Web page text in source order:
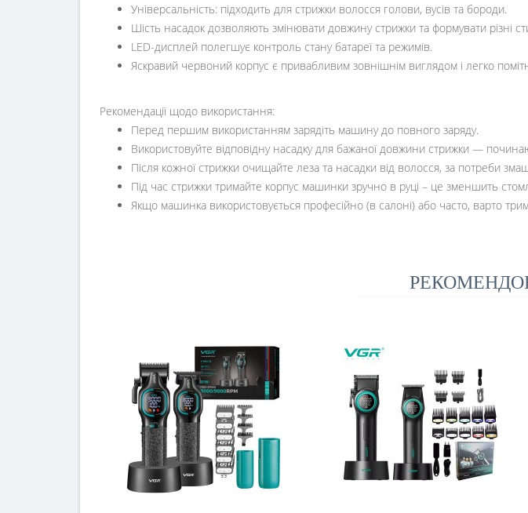
Універсальність: підходить для стрижки волосся голови, вусів та бороди.
Шість насадок дозволяють змінювати довжину стрижки та формувати різні
LED-дисплей полегшує контроль стану батареї та режимів.
Яскравий червоний корпус є привабливим зовнішнім виглядом і легко
Рекомендації щодо використання:
Перед першим використанням зарядіть машину до повного заряду.
Використовуйте відповідну насадку для бажаної довжини стрижки —
Після кожної стрижки очищайте леза та насадки від волосся, за потреби
Під час стрижки тримайте корпус машинки зручно в руці – це зменшить
Якщо машинка використовується професійно (в салоні) або часто, варто